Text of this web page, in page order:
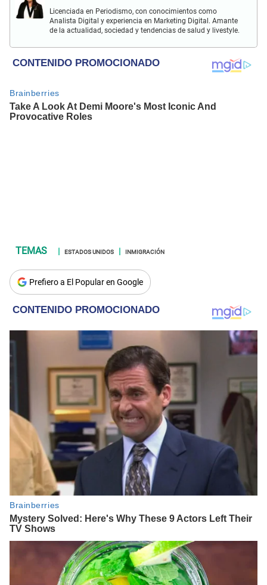
Licenciada en Periodismo, con conocimientos como
Analista Digital y experiencia en Marketing Digital. Amante
de la actualidad, sociedad y tendencias de salud y livestyle.
ESTADOS UNIDOS INMIGRACIÓN
Prefiero a El Popular en Google